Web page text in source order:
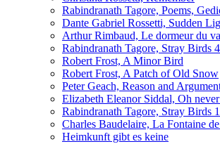
Rabindranath Tagore, Poems,
Dante Gabriel Rossetti, Sudden
Arthur Rimbaud, Le dormeur du
Rabindranath Tagore, Stray Birds
Robert Frost, A Minor Bird
Robert Frost, A Patch of Old Snow
Peter Geach, Reason and
Elizabeth Eleanor Siddal, Oh
Rabindranath Tagore, Stray Birds
Charles Baudelaire, La Fontaine
Heimkunft gibt es keine